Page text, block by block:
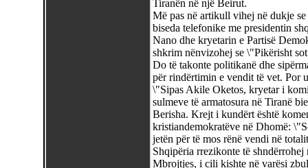
Tiranën në një Beirut.
Më pas në artikull vihej në dukje
biseda telefonike me presidentin
Nano dhe kryetarin e Partisë
shkrim nënvizohej se \"Pikërisht
Do të takonte politikanë dhe
për rindërtimin e vendit të vet. Por
\"Sipas Akile Oketos, kryetar i
sulmeve të armatosura në Tiranë
Berisha. Krejt i kundërt është
kristiandemokratëve në Dhomë:
jetën për të mos rënë vendi në
Shqipëria rrezikonte të
Mbrojtjes, i cili kishte në varësi